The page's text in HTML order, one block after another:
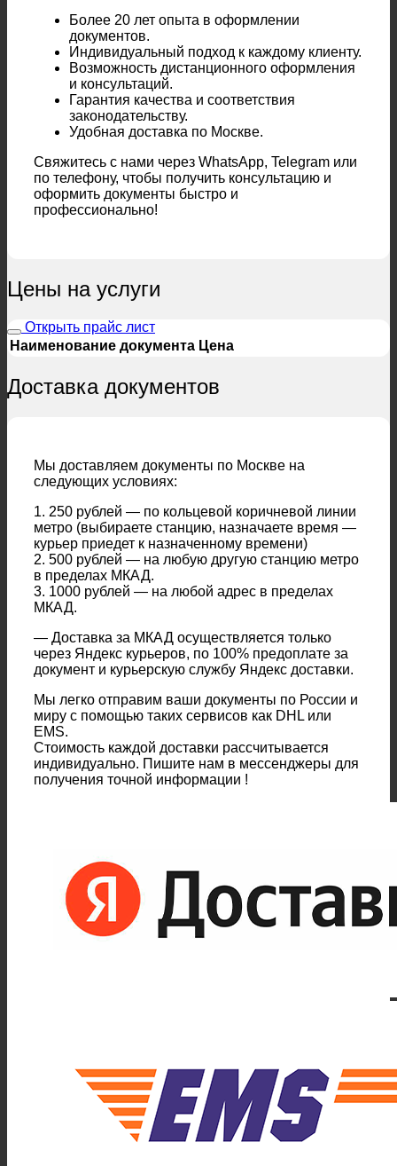
Более 20 лет опыта в оформлении
документов.
Индивидуальный подход к каждому клиенту.
Возможность дистанционного оформления
и консультаций.
Гарантия качества и соответствия
законодательству.
Удобная доставка по Москве.
Свяжитесь с нами через WhatsApp, Telegram или
по телефону, чтобы получить консультацию и
оформить документы быстро и
профессионально!
Цены на услуги
Открыть прайс лист
Наименование документа Цена
Доставка документов
Мы доставляем документы по Москве на
следующих условиях:
1. 250 рублей — по кольцевой коричневой линии
метро (выбираете станцию, назначаете время —
курьер приедет к назначенному времени)
2. 500 рублей — на любую другую станцию метро
в пределах МКАД.
3. 1000 рублей — на любой адрес в пределах
МКАД.
— Доставка за МКАД осуществляется только
через Яндекс курьеров, по 100% предоплате за
документ и курьерскую службу Яндекс доставки.
Мы легко отправим ваши документы по России и
миру с помощью таких сервисов как DHL или
EMS.
Стоимость каждой доставки рассчитывается
индивидуально. Пишите нам в мессенджеры для
получения точной информации !